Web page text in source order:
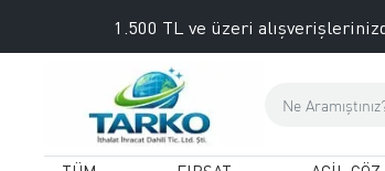
1.500 TL ve üzeri